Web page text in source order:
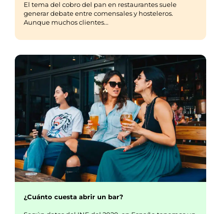
El tema del cobro del pan en restaurantes suele
generar debate entre comensales y hosteleros.
Aunque muchos clientes...
¿Cuánto cuesta abrir un bar?